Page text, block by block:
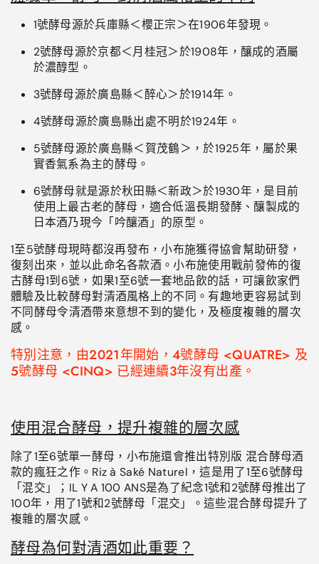
1號酵母源於兵庫縣＜櫻正宗＞在1906年發現 。
2號酵母源於京都＜月桂冠＞於1908年，釀成的酒屬
於濃醇型 。
3號酵母源於廣島縣＜醉心＞於1914年 。
4號酵母源於廣島縣出處不明於1924年 。
5號酵母源於廣島縣＜賀茂鶴＞，於1925年，屬於果
實香氣系為主的酵母 。
6號酵母就是源於秋田縣＜新政＞於1930年，是目前
使用上最古老的酵母，適合低溫長期發酵、釀製成的
日本酒乃現今「吟釀酒」的原型。
1至5號酵母現時都沒再發布，小布施獲得協會幫助研發，
復刻出來，並以此命名各款酒。小布施使用戰前發佈的復
古酵母1到6號，如果1至6號一套地品飲的話，可讓飲家們
體驗及比較酵母對清酒風格上的不同。有趣地更容易試到
不同酵母令清酒帶來意想不到的變化，及極度複雜的層次
感。
特別注意，由2021年開始，4號酵母 <QUATRE> 及
5號酵母 <CINQ> 已經連續3年沒有出產。
使用混合酵母，提升複雜的層次感
除了1至6號單一酵母，小布施還會推出特別版 混合酵母酒
款的瘋狂之作。 Rizà Saké Naturel ，這是用了1至6號酵母
「混交」； IL Y A 100 ANS是為了紀念1號和2號酵母推出了
100年，用了1號和2號酵母「混交」。這些混合酵母提升了
複雜的層次感。
酵母為何對清酒如此重要？